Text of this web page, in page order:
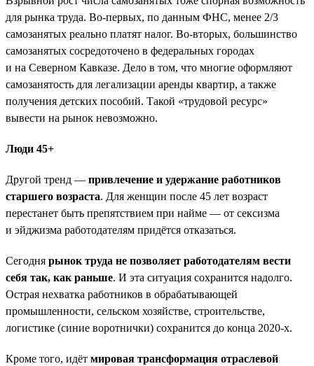
для рынка труда. Во-первых, по данным ФНС, менее 2/3
самозанятых реально платят налог. Во-вторых, большинство
самозанятых сосредоточено в федеральных городах
и на Северном Кавказе. Дело в том, что многие оформляют
самозанятость для легализации аренды квартир, а также
получения детских пособий. Такой «трудовой ресурс»
вывести на рынок невозможно.
Люди 45+
Другой тренд — привлечение и удержание работников
старшего возраста. Для женщин после 45 лет возраст
перестанет быть препятствием при найме — от сексизма
и эйджизма работодателям придётся отказаться.
Сегодня рынок труда не позволяет работодателям вести
себя так, как раньше. И эта ситуация сохранится надолго.
Острая нехватка работников в обрабатывающей
промышленности, сельском хозяйстве, строительстве,
логистике (синие воротнички) сохранится до конца 2020-х.
Кроме того, идёт мировая трансформация отраслевой